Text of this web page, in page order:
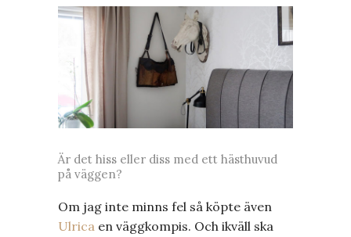
Är det hiss eller diss med ett hästhuvud
på väggen?
Om jag inte minns fel så köpte även
Ulrica en väggkompis. Och ikväll ska